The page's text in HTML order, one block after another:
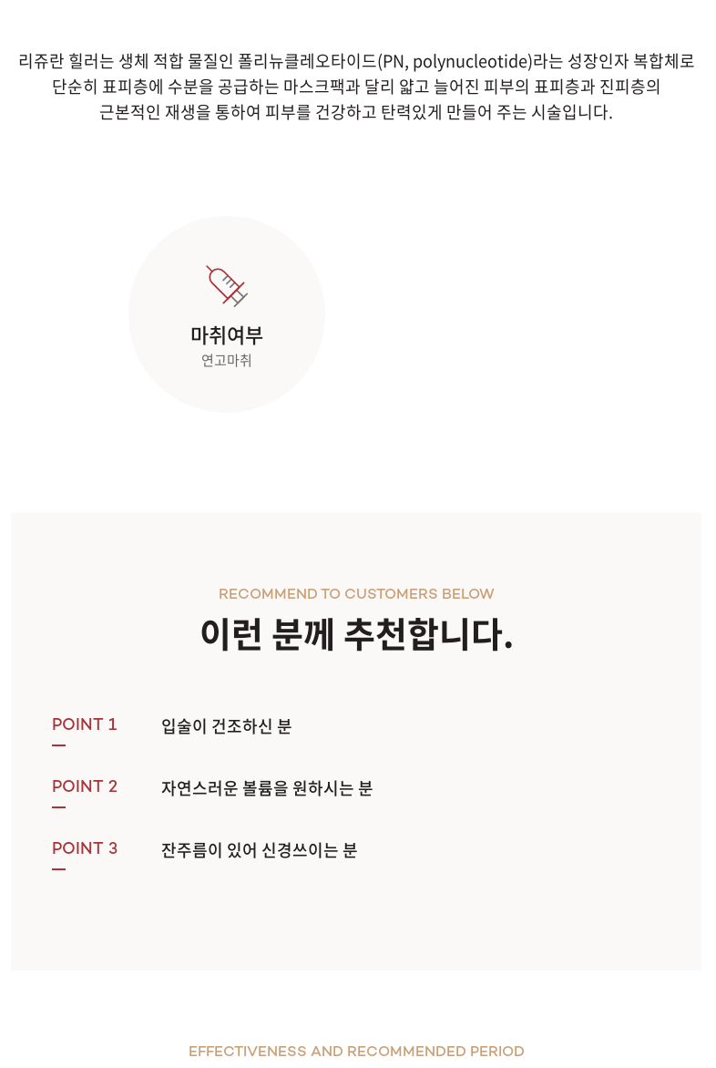
리쥬란 힐러는 생체 적합 물질인 폴리뉴클레오타이드(PN, polynucleotide)라는 성장인자 복합체로
단순히 표피층에 수분을 공급하는 마스크팩과 달리 얇고 늘어진 피부의 표피층과 진피층의
근본적인 재생을 통하여 피부를 건강하고 탄력있게 만들어 주는 시술입니다.
마취여부
연고마취
이런 분께 추천합니다.
RECOMMEND TO CUSTOMERS BELOW
POINT 1 입술이 건조하신 분
POINT 2 자연스러운 볼륨을 원하시는 분
POINT 3 잔주름이 있어 신경쓰이는 분
EFFECTIVENESS AND RECOMMENDED PERIOD